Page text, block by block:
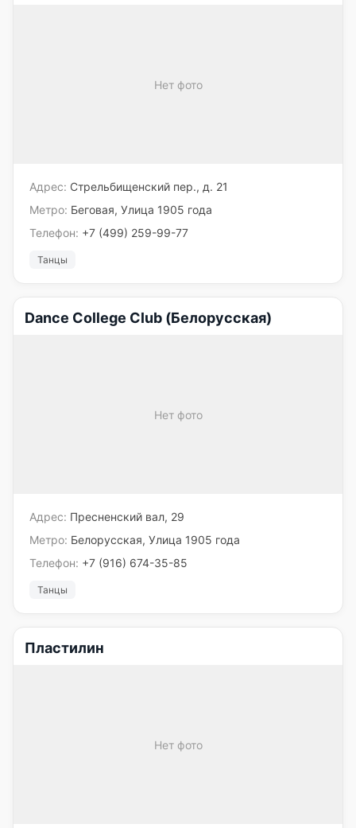
Нет фото
Адрес: Стрельбищенский пер., д. 21
Метро: Беговая, Улица 1905 года
Телефон: +7 (499) 259-99-77
Танцы
Dance College Club (Белорусская)
Нет фото
Адрес: Пресненский вал, 29
Метро: Белорусская, Улица 1905 года
Телефон: +7 (916) 674-35-85
Танцы
Пластилин
Нет фото